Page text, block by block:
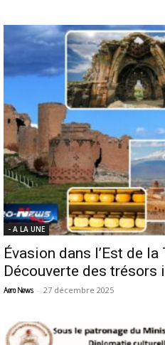
- A LA UNE
Évasion dans l’Est de la
Découverte des trésors
Aero News - 27 décembre 2025